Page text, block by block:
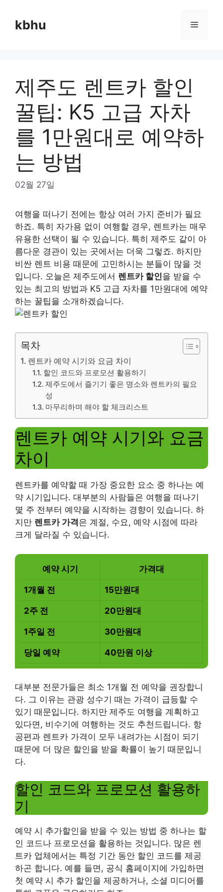
contentkbhu Menu
제주도 렌트카 할인
꿀팁: K5 고급 자차
를 1만원대로 예약하
는 방법
02월 27일
여행을 떠나기 전에는 항상 여러 가지 준비가 필요
하죠. 특히 자가용 없이 여행할 경우, 렌트카는 매우
유용한 선택이 될 수 있습니다. 특히 제주도 같이 아
름다운 경관이 있는 곳에서는 더욱 그렇죠. 하지만
비싼 렌트 비용 때문에 고민하시는 분들이 많을 것
입니다. 오늘은 제주도에서 렌트카 할인을 받을 수
있는 최고의 방법과 K5 고급 자차를 1만원대에 예약
하는 꿀팁을 소개하겠습니다.
목차
렌트카 예약 시기와 요금 차이
할인 코드와 프로모션 활용하기
제주도에서 즐기기 좋은 명소와 렌트카의 필요
성
마무리하며 해야 할 체크리스트
렌트카 예약 시기와 요금
차이
렌트카를 예약할 때 가장 중요한 요소 중 하나는 예
약 시기입니다. 대부분의 사람들은 여행을 떠나기
몇 주 전부터 예약을 시작하는 경향이 있습니다. 하
지만 렌트카 가격은 계절, 수요, 예약 시점에 따라
크게 달라질 수 있습니다.
예약 시기 가격대
1개월 전 15만원대
2주 전 20만원대
1주일 전 30만원대
당일 예약 40만원 이상
대부분 전문가들은 최소 1개월 전 예약을 권장합니
다. 그 이유는 관광 성수기 때는 가격이 급등할 수
있기 때문입니다. 하지만 제주도 여행을 계획하고
있다면, 비수기에 여행하는 것도 추천드립니다. 항
공편과 렌트카 가격이 모두 내려가는 시점이 되기
때문에 더 많은 할인을 받을 확률이 높기 때문입니
다.
할인 코드와 프로모션 활용하
기
예약 시 추가할인을 받을 수 있는 방법 중 하나는 할
인 코드나 프로모션을 활용하는 것입니다. 많은 렌
트카 업체에서는 특정 기간 동안 할인 코드를 제공
하곤 합니다. 예를 들면, 공식 홈페이지에 가입하면
첫 예약 시 추가 할인을 제공하거나, 소셜 미디어를